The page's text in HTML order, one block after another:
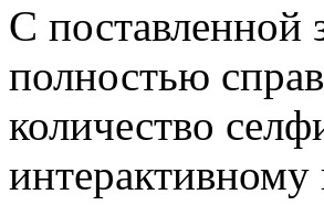
С поставленной
полностью
количество
интерактивному